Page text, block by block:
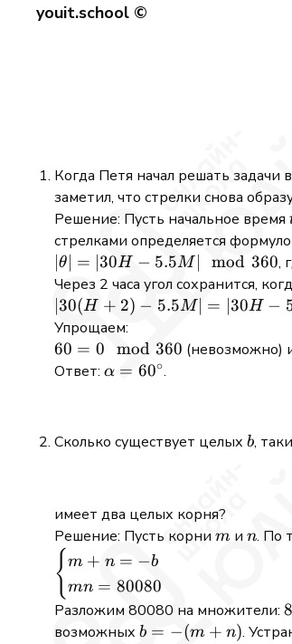
youit.school ©
Когда Петя начал решать задачи
заметил, что стрелки снова
Решение: Пусть начальное время
стрелками определяется
|\theta|
= |30H
- 5.5M|
\mod
360
θ = ∣30H − 5.5M mod 360,
Через 2 часа угол сохранится,
|30(H+2)
- 5.5M| =
|30H -
5.5M|
∣30(H + 2) − 5.5M∣ = ∣30H −
Упрощаем:
60 =
0
60 = 0 mod 360 (невозможно)
Ответ: \alpha =
α = 60∘.
Сколько существует целых b
b,
имеет два целых корня?
Решение: Пусть корниm
m и n
n. По
\begin{cases}
m + n = -b
\\ mn =
80080
{ m + n = −b
mn = 80080
Разложим 80080 на множители:
возможных b = -
b = −(m + n).